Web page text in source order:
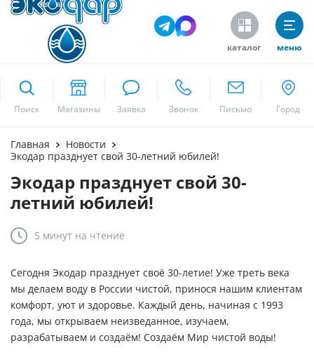
каталог меню
Поиск
Главная
Новости
Экодар празднует свой 30-летний юбилей!
Экодар празднует свой 30-
летний юбилей!
5 минут на чтение
Сегодня Экодар празднует своё 30-летие! Уже треть века
мы делаем воду в России чистой, принося нашим клиентам
комфорт, уют и здоровье. Каждый день, начиная с 1993
года, мы открываем неизведанное, изучаем,
разрабатываем и создаём! Создаём Мир чистой воды!